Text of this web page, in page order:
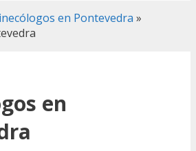
en Pontevedra »
en